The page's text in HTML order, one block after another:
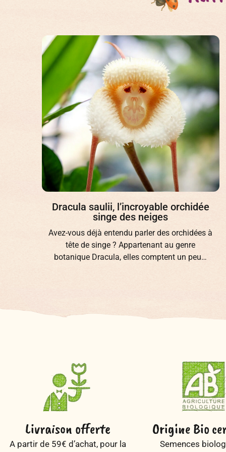
Dracula saulii, l’incroyable orchidée
singe des neiges
Avez-vous déjà entendu parler des orchidées à
tête de singe ? Appartenant au genre
botanique Dracula, elles comptent un peu…
Livraison offerte
A partir de 59€ d’achat, pour la
Origine Bio
Semences